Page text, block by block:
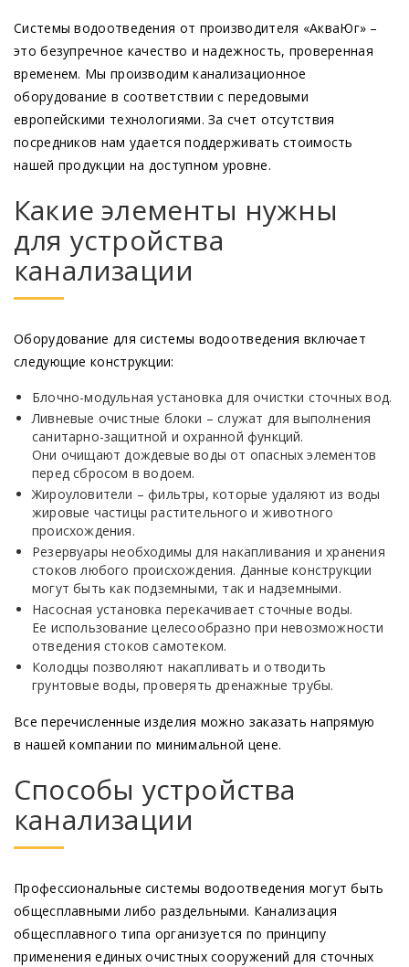
Системы водоотведения от производителя «АкваЮг» –
это безупречное качество и надежность, проверенная
временем. Мы производим канализационное
оборудование в соответствии с передовыми
европейскими технологиями. За счет отсутствия
посредников нам удается поддерживать стоимость
нашей продукции на доступном уровне.
Какие элементы нужны
для устройства
канализации
Оборудование для системы водоотведения включает
следующие конструкции:
Блочно-модульная установка для очистки сточных вод.
Ливневые очистные блоки – служат для выполнения
санитарно-защитной и охранной функций.
Они очищают дождевые воды от опасных элементов
перед сбросом в водоем.
Жироуловители – фильтры, которые удаляют из воды
жировые частицы растительного и животного
происхождения.
Резервуары необходимы для накапливания и хранения
стоков любого происхождения. Данные конструкции
могут быть как подземными, так и надземными.
Насосная установка перекачивает сточные воды.
Ее использование целесообразно при невозможности
отведения стоков самотеком.
Колодцы позволяют накапливать и отводить
грунтовые воды, проверять дренажные трубы.
Все перечисленные изделия можно заказать напрямую
в нашей компании по минимальной цене.
Способы устройства
канализации
Профессиональные системы водоотведения могут быть
общесплавными либо раздельными. Канализация
общесплавного типа организуется по принципу
применения единых очистных сооружений для сточных